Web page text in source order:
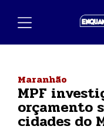
Maranhão
MPF
orçamento
cidades do